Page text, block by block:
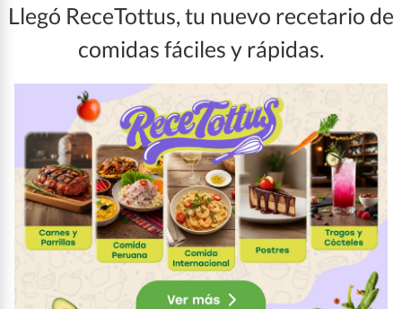
Llegó ReceTottus, tu nuevo recetario de
comidas fáciles y rápidas.